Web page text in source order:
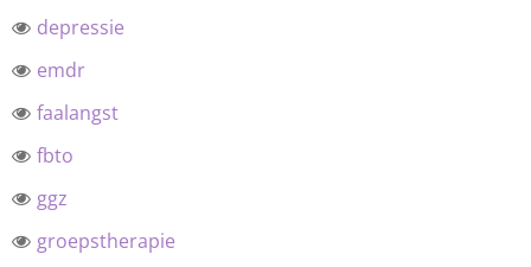
depressie
emdr
faalangst
fbto
ggz
groepstherapie